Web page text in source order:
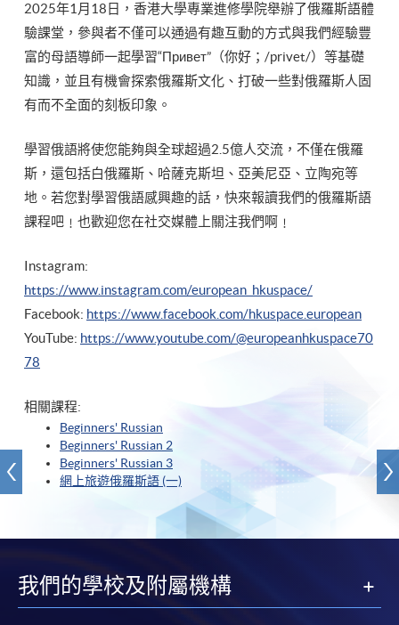
2025年1月18日，香港大學專業進修學院舉辦了俄羅斯語體
驗課堂，參與者不僅可以通過有趣互動的方式與我們經驗豐
富的母語導師一起學習“Привет”（你好；/privet/）等基礎
知識，並且有機會探索俄羅斯文化、打破一些對俄羅斯人固
有而不全面的刻板印象。
學習俄語將使您能夠與全球超過2.5億人交流，不僅在俄羅
斯，還包括白俄羅斯、哈薩克斯坦、亞美尼亞、立陶宛等
地。若您對學習俄語感興趣的話，快來報讀我們的俄羅斯語
課程吧﹗也歡迎您在社交媒體上關注我們啊﹗
Instagram:
https://www.instagram.com/european_hkuspace/
Facebook: https://www.facebook.com/hkuspace.european
YouTube: https://www.youtube.com/@europeanhkuspace70
78
相關課程:
Beginners' Russian
Beginners' Russian 2
Beginners' Russian 3
網上旅遊俄羅斯語 (一)
我們的學校及附屬機構